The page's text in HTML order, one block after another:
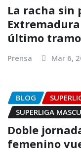
La racha sin
Extremadura
último
Prensa Mar 6,
BLOG
SUPERLIGA
Doble
femenino